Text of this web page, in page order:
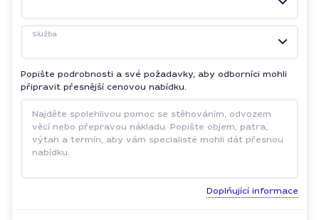
Služba
Popište podrobnosti a své požadavky, aby odborníci mohli
připravit přesnější cenovou nabídku.
Doplňující informace